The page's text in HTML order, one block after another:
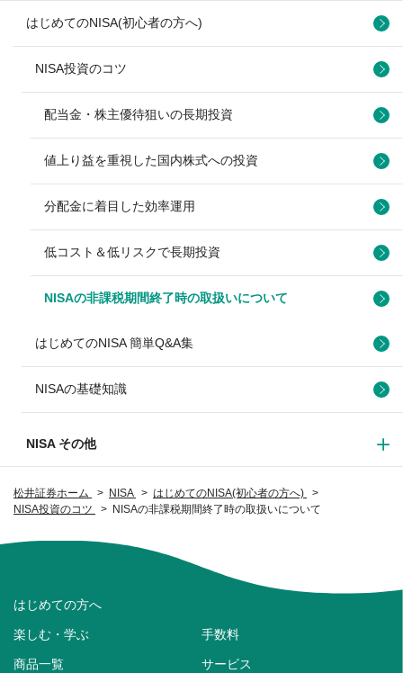
松井証券ホーム NISA
はじめてのNISA(初心者の方へ)
NISA投資のコツ
NISAの非課税期間終了時の取扱いについて
はじめてのNISA(初心者の方へ)
NISA投資のコツ
配当金・株主優待狙いの長期投資
値上り益を重視した国内株式への投資
分配金に着目した効率運用
低コスト＆低リスクで長期投資
NISAの非課税期間終了時の取扱いについて
はじめてのNISA 簡単Q&A集
NISAの基礎知識
NISA その他
はじめての方へ
楽しむ・学ぶ 手数料
商品一覧 サービス